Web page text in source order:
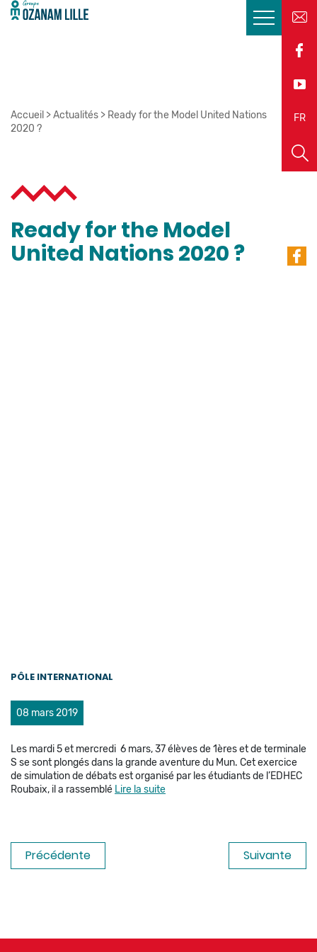
FR
EN
Accueil >Actualités > Ready for the Model United Nations
2020 ?
Ready for the Model
United Nations 2020 ?
PÔLE INTERNATIONAL
08 mars 2019
Les mardi 5 et mercredi 6 mars, 37 élèves de 1ères et de terminale
S se sont plongés dans la grande aventure du Mun. Cet exercice
de simulation de débats est organisé par les étudiants de l’EDHEC
Roubaix, il a rassemblé Lire la suite
Précédente Suivante